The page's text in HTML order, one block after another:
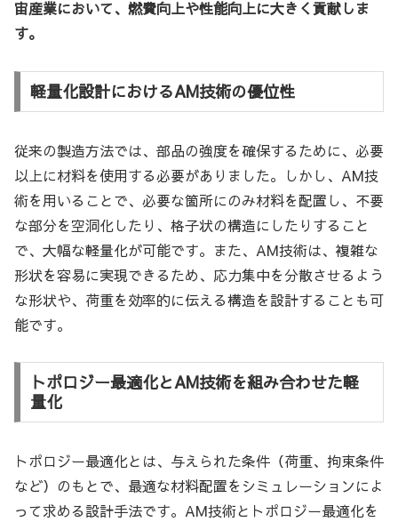
宙産業において、燃費向上や性能向上に大きく貢献しま
す。
軽量化設計におけるAM技術の優位性
従来の製造方法では、部品の強度を確保するために、必要
以上に材料を使用する必要がありました。しかし、AM技
術を用いることで、必要な箇所にのみ材料を配置し、不要
な部分を空洞化したり、格子状の構造にしたりすること
で、大幅な軽量化が可能です。また、AM技術は、複雑な
形状を容易に実現できるため、応力集中を分散させるよう
な形状や、荷重を効率的に伝える構造を設計することも可
能です。
トポロジー最適化とAM技術を組み合わせた軽
量化
トポロジー最適化とは、与えられた条件（荷重、拘束条件
など）のもとで、最適な材料配置をシミュレーションによ
って求める設計手法です。AM技術とトポロジー最適化を